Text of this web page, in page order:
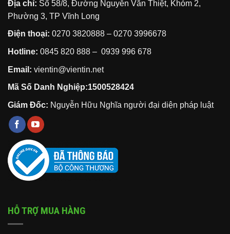
Địa chỉ: Số 58/8, Đường Nguyễn Văn Thiệt, Khóm 2,
Phường 3, TP Vĩnh Long
Điện thoại: 0270 3820888 – 0270 3996678
Hotline: 0845 820 888 – 0939 996 678
Email: vientin@vientin.net
Mã Số Danh Nghiệp:1500528424
Giám Đốc: Nguyễn Hữu Nghĩa người đại diện pháp luật
HỖ TRỢ MUA HÀNG